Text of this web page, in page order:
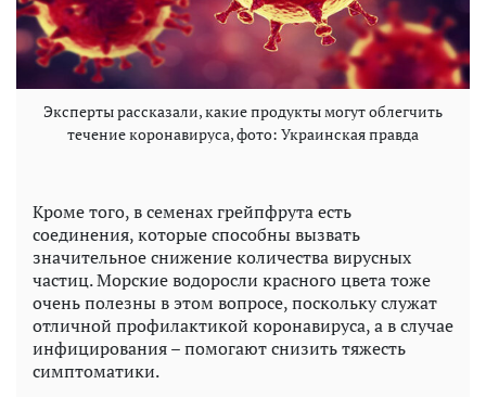
Эксперты рассказали, какие продукты могут облегчить
течение коронавируса, фото: Украинская правда
Кроме того, в семенах грейпфрута есть
соединения, которые способны вызвать
значительное снижение количества вирусных
частиц. Морские водоросли красного цвета тоже
очень полезны в этом вопросе, поскольку служат
отличной профилактикой коронавируса, а в случае
инфицирования – помогают снизить тяжесть
симптоматики.